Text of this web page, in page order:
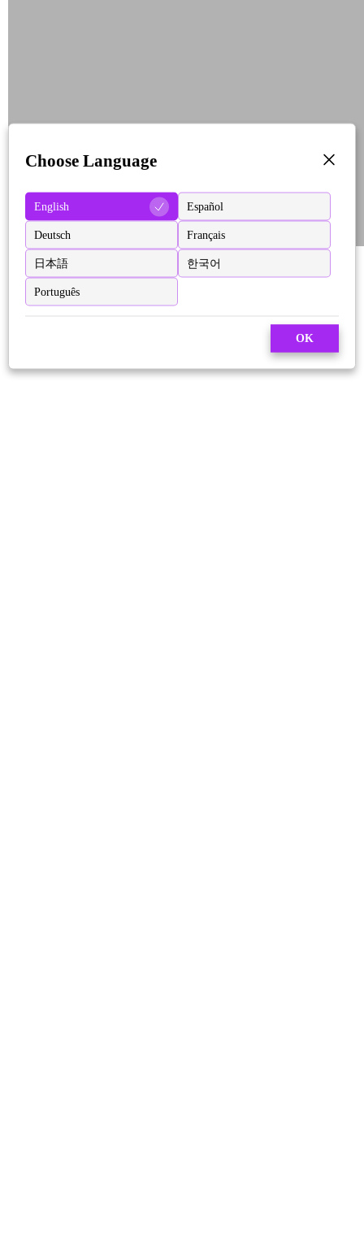
Choose Language
English Español
Deutsch Français
日本語 한국어
Português
OK